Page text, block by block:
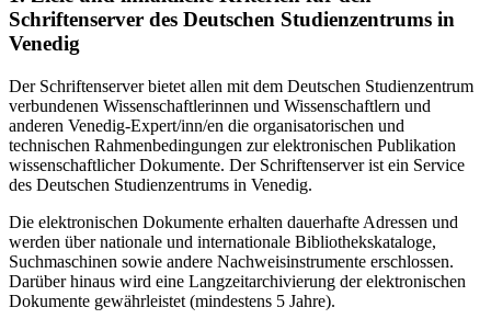
Schriftenserver des Deutschen Studienzentrums in
Venedig
Der Schriftenserver bietet allen mit dem Deutschen Studienzentrum
verbundenen Wissenschaftlerinnen und Wissenschaftlern und
anderen Venedig-Expert/inn/en die organisatorischen und
technischen Rahmenbedingungen zur elektronischen Publikation
wissenschaftlicher Dokumente. Der Schriftenserver ist ein Service
des Deutschen Studienzentrums in Venedig.
Die elektronischen Dokumente erhalten dauerhafte Adressen und
werden über nationale und internationale Bibliothekskataloge,
Suchmaschinen sowie andere Nachweisinstrumente erschlossen.
Darüber hinaus wird eine Langzeitarchivierung der elektronischen
Dokumente gewährleistet (mindestens 5 Jahre).